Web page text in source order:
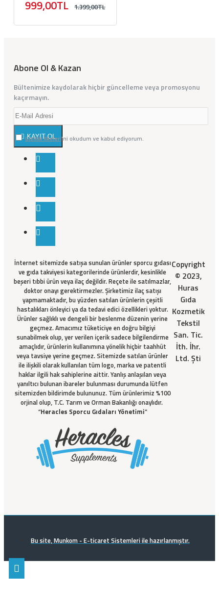
999,00TL 1.399,00TL
Abone Ol & Kazan
Bültenimize kaydolarak hiçbir güncelleme veya promosyonu
kaçırmayın.
KAYIT OL
Gizlilik İlkeleri'ni okudum ve kabul ediyorum.
İnternet sitemizde satışa sunulan ürünler sporcu gıdası
ve gıda takviyesi kategorilerinde ürünlerdir, kesinlikle
beşeri tıbbi ürün veya ilaç değildir. Reçete ile satılmazlar,
doktor onayı gerektirmezler. Şirketimiz ilaç satışı
yapmamaktadır, bu yüzden satılan ürünlerin çeşitli
hastalıkları önleyici ya da tedavi edici özellikleri yoktur.
Ürünler sağlıklı ve dengeli bir beslenme düzenin yerine
geçmez. Amacımız tüketiciye en doğru bilgiyi
sunabilmek olup, yer verilen içerik sadece bilgilendirme
amaçlıdır, ürünlerin kullanımına yönelik hiçbir taahhüt
veya tavsiye yerine geçmez. Sitemizde satılan ürünler
ile ilişkili olarak kullanılan tüm logo, marka ve patentli
haklar ilgili hak sahiplerine aittir. Yanlış anlaşılan veya
yanıltıcı bulunan ibareler bulunması durumunda lütfen
sitemizden bildirimde bulununuz. Tüm ürünlerimiz %100
orjinal olup, T.C. Tarım ve Orman Bakanlığı onaylıdır.
“Heracles Sporcu Gıdaları Yönetimi”
Copyright
© 2023,
Huras
Gıda
Kozmetik
Tekstil
San. Tic.
İth. İhr.
Ltd. Şti
Bu site, Munkom - E-ticaret Sistemleri ile hazırlanmıştır.